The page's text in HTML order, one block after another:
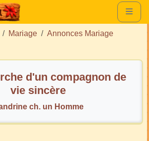
Mariage
Annonces Mariage
d'un compagnon de
vie sincère
ch. un Homme